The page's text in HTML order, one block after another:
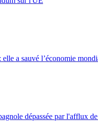
a sauvé l’économie
dépassée par l'afflux